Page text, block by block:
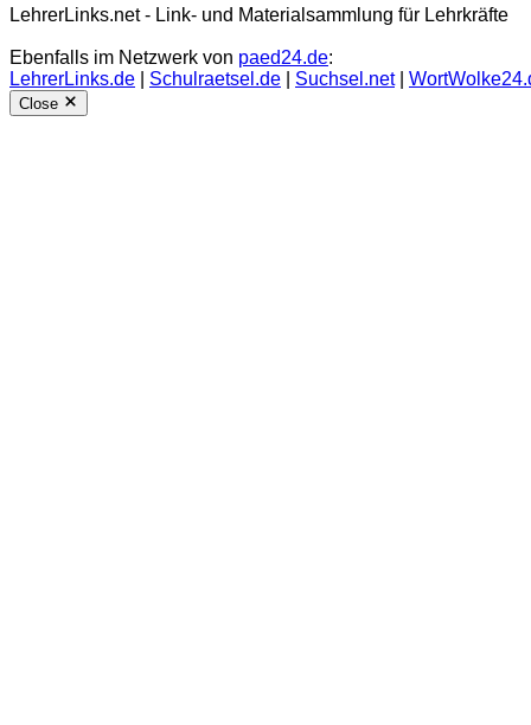
LehrerLinks.net - Link- und Materialsammlung für Lehrkräfte
Ebenfalls im Netzwerk von paed24.de:
LehrerLinks.de
Schulraetsel.de Suchsel.net|
Close